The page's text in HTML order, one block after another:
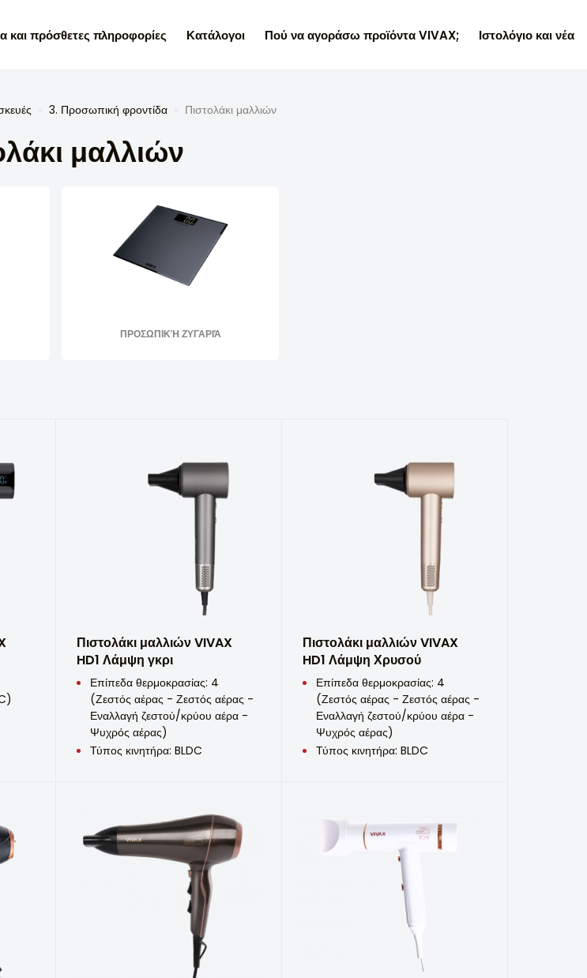
και πρόσθετες πληροφορίες Κατάλογοι Πού να αγοράσω προϊόντα VIVAX; Ιστολόγιο και νέα
3. Προσωπική φροντίδα Πιστολάκι μαλλιών
μαλλιών
ΠΡΟΣΩΠΙΚΉ ΖΥΓΑΡΙΆ
Πιστολάκι μαλλιών VIVAX
HD1 Λάμψη γκρι
Επίπεδα θερμοκρασίας: 4
(Ζεστός αέρας - Ζεστός αέρας -
Εναλλαγή ζεστού/κρύου αέρα -
Ψυχρός αέρας)
Τύπος κινητήρα: BLDC
Πιστολάκι μαλλιών VIVAX
HD1 Λάμψη Χρυσού
Επίπεδα θερμοκρασίας: 4
(Ζεστός αέρας - Ζεστός αέρας -
Εναλλαγή ζεστού/κρύου αέρα -
Ψυχρός αέρας)
Τύπος κινητήρα: BLDC